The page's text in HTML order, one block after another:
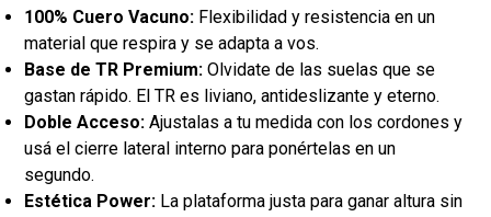
100% Cuero Vacuno: Flexibilidad y resistencia en un
material que respira y se adapta a vos.
Base de TR Premium: Olvidate de las suelas que se
gastan rápido. El TR es liviano, antideslizante y eterno.
Doble Acceso: Ajustalas a tu medida con los cordones y
usá el cierre lateral interno para ponértelas en un
segundo.
Estética Power: La plataforma justa para ganar altura sin